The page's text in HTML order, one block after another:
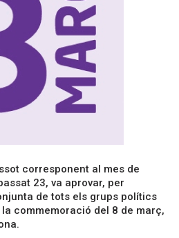
corresponent al mes de
23, va aprovar, per
de tots els grups polítics
commemoració del 8 de març,